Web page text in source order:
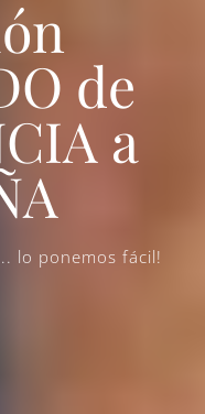
de
a
lo ponemos fácil!